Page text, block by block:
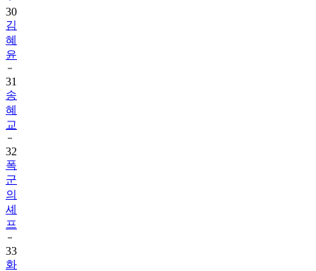
30
김
혜
윤
31
송
혜
교
32
폭
군
의
셰
프
33
화